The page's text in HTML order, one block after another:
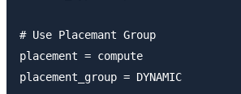
# Use Placemant Group
placement = compute
placement_group = DYNAMIC